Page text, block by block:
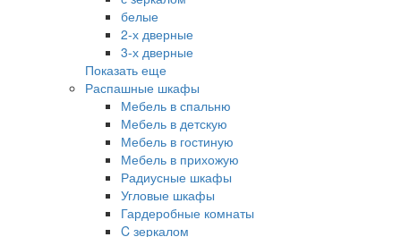
белые
2-х дверные
3-х дверные
Показать еще
Распашные шкафы
Мебель в спальню
Мебель в детскую
Мебель в гостиную
Мебель в прихожую
Радиусные шкафы
Угловые шкафы
Гардеробные комнаты
C зеркалом